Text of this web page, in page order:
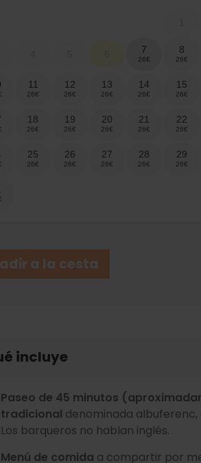
7 8
11 12 13 14 15
18 19 20 21 22
25 26 27 28 29
a la cesta
incluye
Paseo de 45 minutos
tradicional denominada
Los barqueros no hablan inglés.
Menú de comida a compartir por